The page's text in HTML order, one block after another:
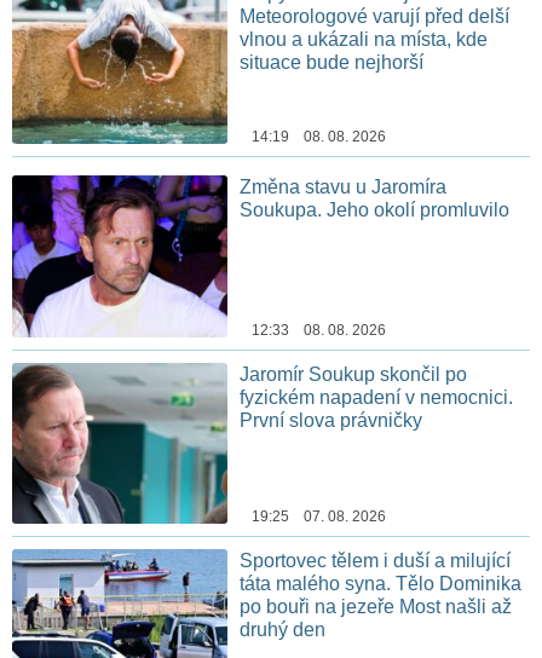
Meteorologové varují před delší
vlnou a ukázali na místa, kde
situace bude nejhorší
14:19 08. 08. 2026
Změna stavu u Jaromíra
Soukupa. Jeho okolí promluvilo
12:33 08. 08. 2026
Jaromír Soukup skončil po
fyzickém napadení v nemocnici.
První slova právničky
19:25 07. 08. 2026
Sportovec tělem i duší a milující
táta malého syna. Tělo Dominika
po bouři na jezeře Most našli až
druhý den